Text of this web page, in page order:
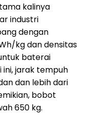
kalinya
industri
dengan
kg dan densitas
baterai
ini, jarak tempuh
dan lebih dari
bobot
650 kg.